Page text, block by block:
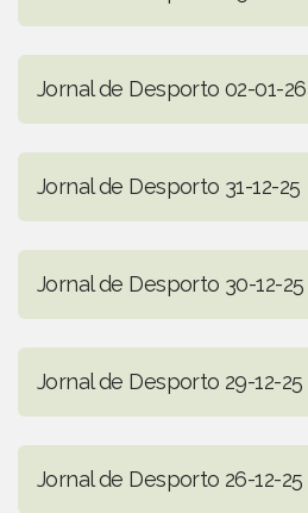
Jornal de Desporto 02-01-26
Jornal de Desporto 31-12-25
Jornal de Desporto 30-12-25
Jornal de Desporto 29-12-25
Jornal de Desporto 26-12-25